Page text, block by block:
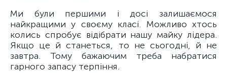
Ми були першими і досі залишаємося
найкращими у своєму класі. Можливо хтось
колись спробує відібрати нашу майку лідера.
Якщо це й станеться, то не сьогодні, й не
завтра. Тому бажаючим треба набратися
гарного запасу терпіння.